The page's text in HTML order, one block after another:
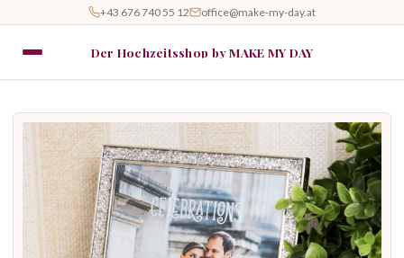
+43 676 740 55 12 office@make-my-day.at
Der Hochzeitsshop by MAKE MY DAY